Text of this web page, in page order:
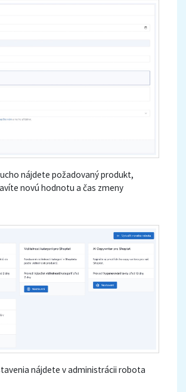
nájdete požadovaný produkt,
novú hodnotu a čas zmeny
nájdete v administrácii robota